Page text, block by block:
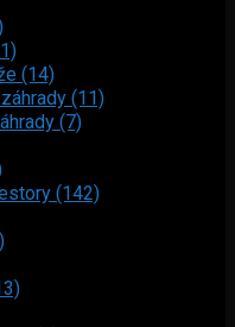
(14)
(11)
(7)
(142)